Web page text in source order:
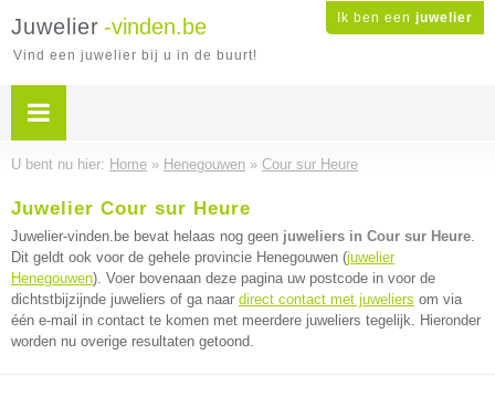
Ik ben een juwelier
Juwelier -vinden.be
Vind een juwelier bij u in de buurt!
U bent nu hier: Home » Henegouwen » Cour sur Heure
Juwelier Cour sur Heure
Juwelier-vinden.be bevat helaas nog geen juweliers in Cour sur Heure.
Dit geldt ook voor de gehele provincie Henegouwen (juwelier
Henegouwen). Voer bovenaan deze pagina uw postcode in voor de
dichtstbijzijnde juweliers of ga naar direct contact met juweliers om via
één e-mail in contact te komen met meerdere juweliers tegelijk. Hieronder
worden nu overige resultaten getoond.